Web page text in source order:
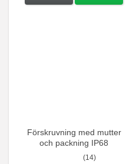
Förskruvning med mutter
och packning IP68
(14)